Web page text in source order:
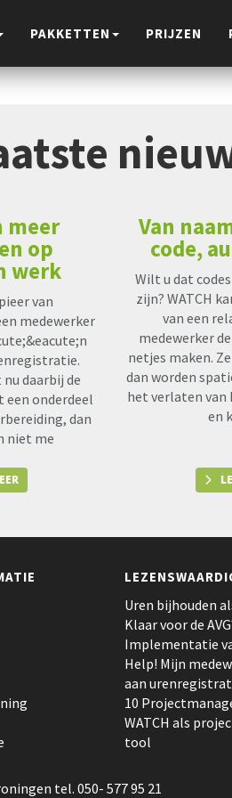
PAKKETTEN PRIJZEN
meer
op
werk
van
medewerker
daarbij de
een onderdeel
dan
niet me
Van
code,
Wilt u dat
zijn? WATCH
van een
medewerker
netjes maken.
dan worden
het verlaten van
en
Uren bijhouden
Klaar voor de
Implementatie
Help! Mijn
aan
10
WATCH als
tool
tel. 050- 577 95 21